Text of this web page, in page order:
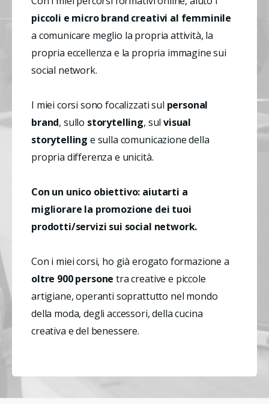
piccoli e micro brand creativi al femminile
a comunicare meglio la propria attività, la
propria eccellenza e la propria immagine sui
social network.
I miei corsi sono focalizzati sul personal
brand, sullo storytelling, sul visual
storytelling e sulla comunicazione della
propria differenza e unicità.
Con un unico obiettivo: aiutarti a
migliorare la promozione dei tuoi
prodotti/servizi sui social network.
oltre 900 persone tra creative e piccole
artigiane, operanti soprattutto nel mondo
della moda, degli accessori, della cucina
creativa e del benessere.